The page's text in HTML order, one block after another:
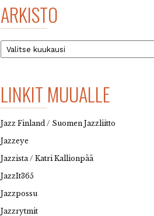
ARKISTO
Arkisto
LINKIT MUUALLE
Jazz Finland / Suomen Jazzliitto
Jazzeye
Jazzista / Katri Kallionpää
JazzIt365
Jazzpossu
Jazzrytmit